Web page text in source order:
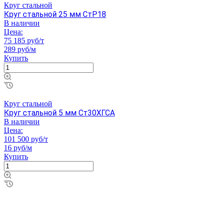
Круг стальной
Круг стальной 25 мм СтР18
В наличии
Цена:
75 185 руб/т
289 руб/м
Купить
Круг стальной
Круг стальной 5 мм Ст30ХГСА
В наличии
Цена:
101 500 руб/т
16 руб/м
Купить